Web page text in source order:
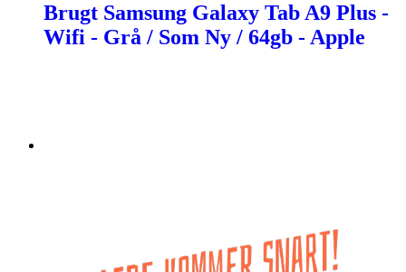
Brugt Samsung Galaxy Tab A9 Plus -
Wifi - Grå / Som Ny / 64gb - Apple